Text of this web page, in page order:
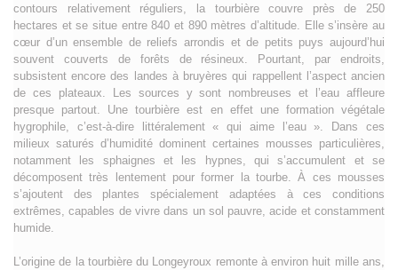
contours relativement réguliers, la tourbière couvre près de 250
hectares et se situe entre 840 et 890 mètres d’altitude. Elle s’insère au
cœur d’un ensemble de reliefs arrondis et de petits puys aujourd’hui
souvent couverts de forêts de résineux. Pourtant, par endroits,
subsistent encore des landes à bruyères qui rappellent l’aspect ancien
de ces plateaux. Les sources y sont nombreuses et l’eau affleure
presque partout. Une tourbière est en effet une formation végétale
hygrophile, c’est-à-dire littéralement « qui aime l’eau ». Dans ces
milieux saturés d’humidité dominent certaines mousses particulières,
notamment les sphaignes et les hypnes, qui s’accumulent et se
décomposent très lentement pour former la tourbe. À ces mousses
s’ajoutent des plantes spécialement adaptées à ces conditions
extrêmes, capables de vivre dans un sol pauvre, acide et constamment
humide.
L’origine de la tourbière du Longeyroux remonte à environ huit mille ans,